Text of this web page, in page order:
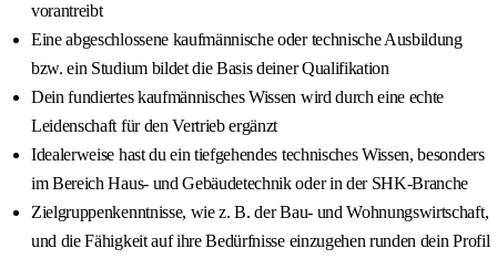
vorantreibt
Eine abgeschlossene kaufmännische oder technische Ausbildung
bzw. ein Studium bildet die Basis deiner Qualifikation
Dein fundiertes kaufmännisches Wissen wird durch eine echte
Leidenschaft für den Vertrieb ergänzt
Idealerweise hast du ein tiefgehendes technisches Wissen, besonders
im Bereich Haus- und Gebäudetechnik oder in der SHK-Branche
Zielgruppenkenntnisse, wie z. B. der Bau- und Wohnungswirtschaft,
und die Fähigkeit auf ihre Bedürfnisse einzugehen runden dein Profil